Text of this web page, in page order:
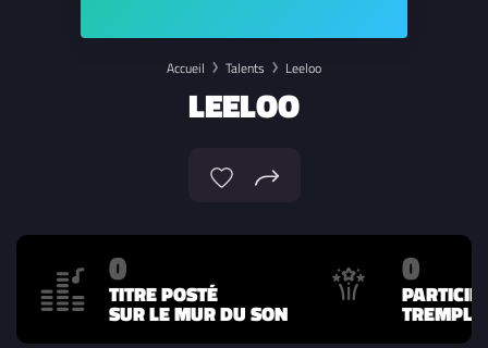
Accueil Talents Leeloo
LEELOO
0
TITRE POSTÉ
SUR LE MUR DU SON
0